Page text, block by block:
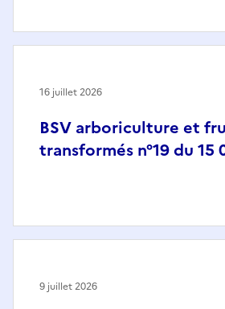
BSV arboriculture et
transformés n°19 du 15
16 juillet 2026
9 juillet 2026